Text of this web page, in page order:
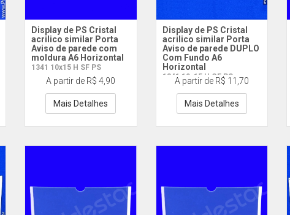
Display de PS Cristal
acrilico similar Porta
Aviso de parede com
moldura A6 Horizontal
1341 10x15 H SF PS
A partir de R$ 4,90
Mais Detalhes
Display de PS Cristal
acrilico similar Porta
Aviso de parede DUPLO
Com Fundo A6
Horizontal
1341 10x15 H CF PS
A partir de R$ 11,70
Mais Detalhes